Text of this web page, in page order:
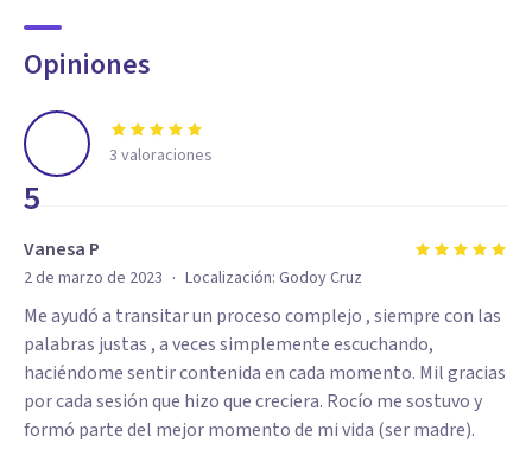
Opiniones
5
3 valoraciones
Vanesa P
2 de marzo de 2023 · Localización: Godoy Cruz
Me ayudó a transitar un proceso complejo , siempre con las
palabras justas , a veces simplemente escuchando,
haciéndome sentir contenida en cada momento. Mil gracias
por cada sesión que hizo que creciera. Rocío me sostuvo y
formó parte del mejor momento de mi vida (ser madre).